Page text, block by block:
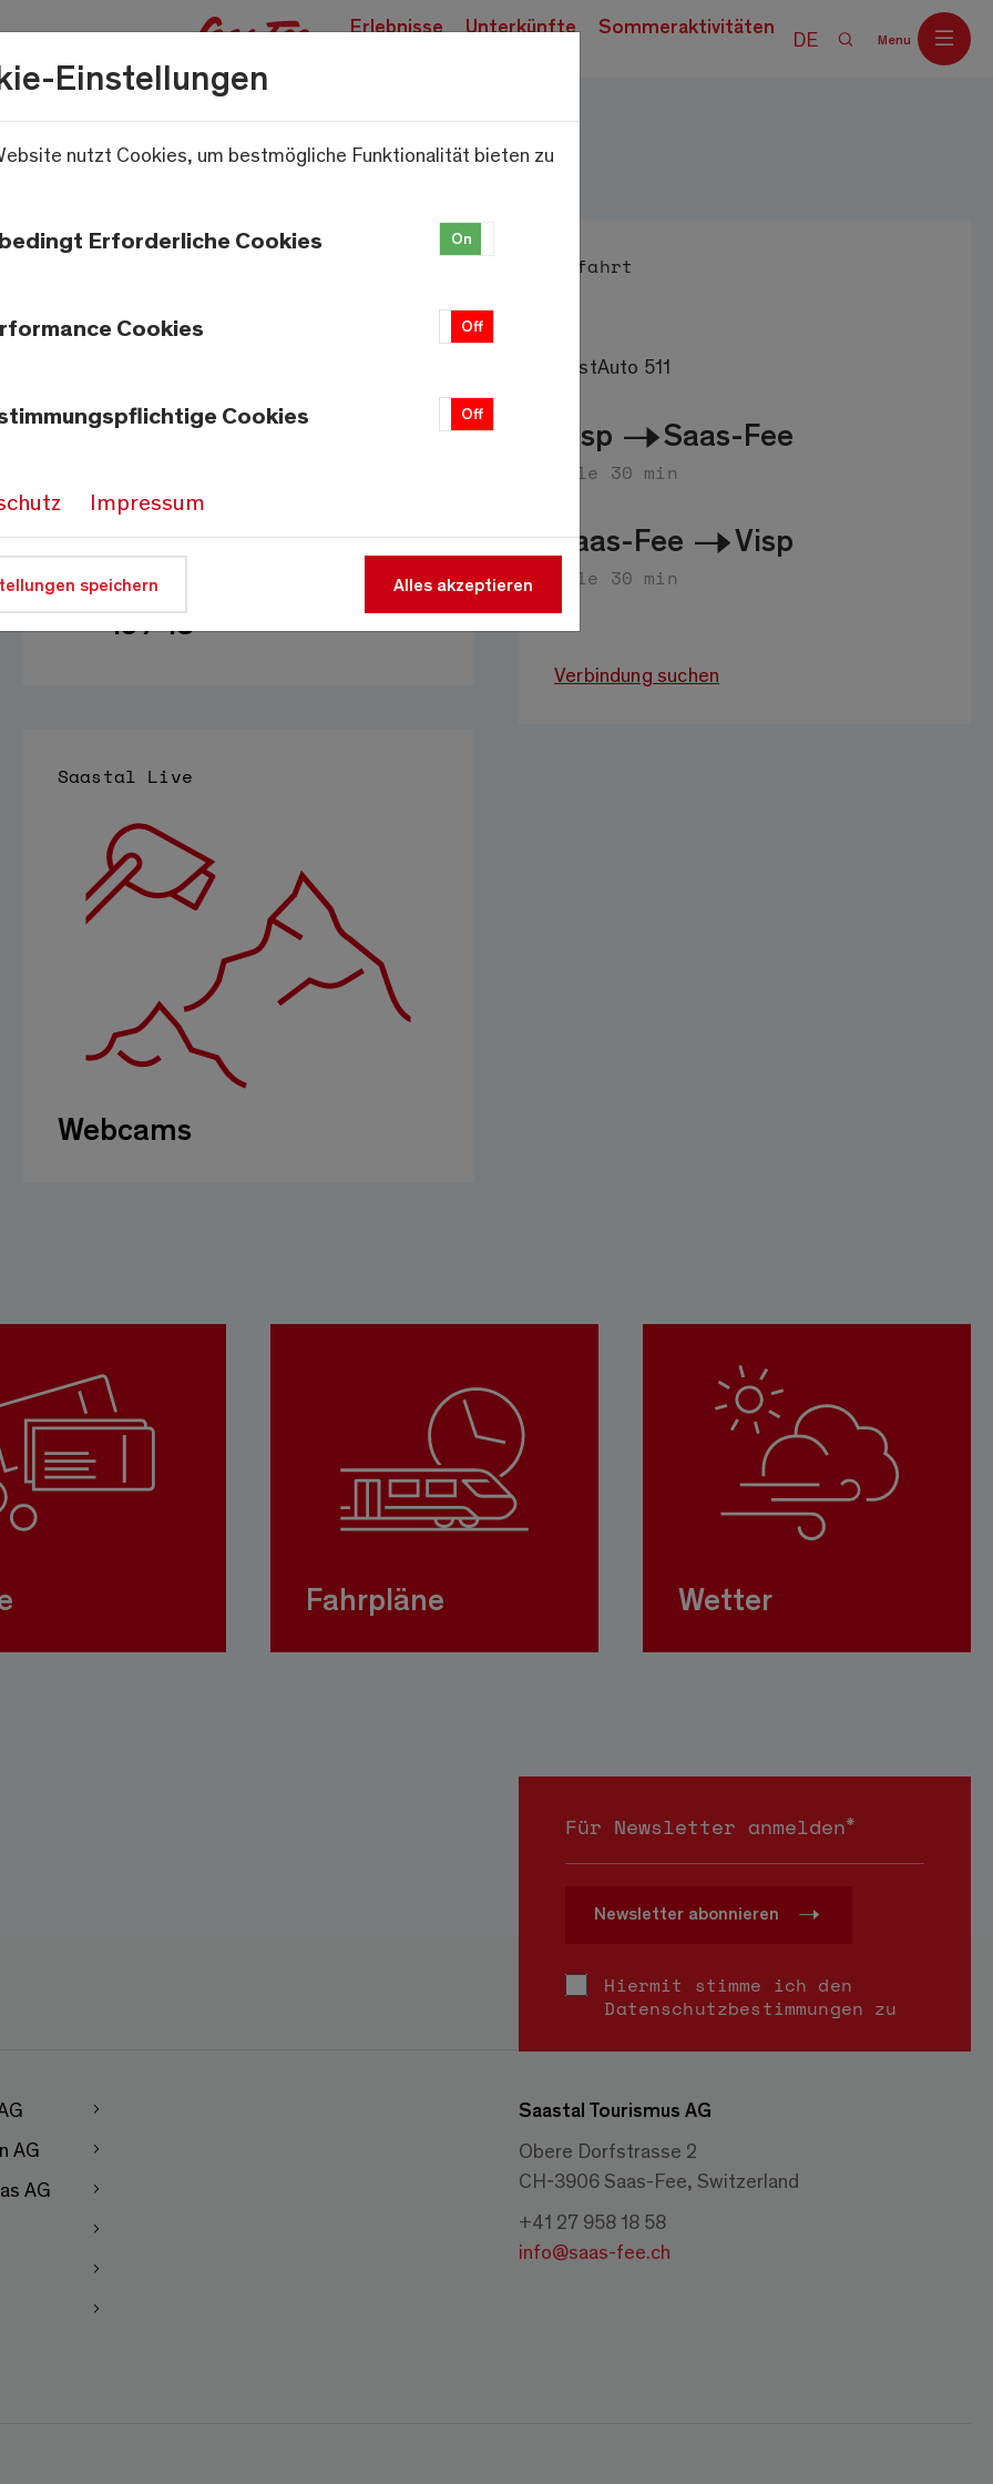
Erlebnisse
Unterkünfte Sommeraktivitäten DE Menu
23.4°C
Quelle:meteo-oberwallis.ch
Anfahrt
PostAuto 511
Visp Saas-Fee
alle 30 min
Saas-Fee Visp
alle 30 min
Verbindung suchen
Lifte
15 / 18
Saastal Live
Webcams
Fahrpläne Wetter
Für Newsletter anmelden*
Newsletter abonnieren
Hiermit stimme ich den
Datenschutzbestimmungen zu
AG
AG
Saastal Tourismus AG
Obere Dorfstrasse 2
CH-3906 Saas-Fee, Switzerland
+41 27 958 18 58
info@saas-fee.ch
Einstellungen
nutzt Cookies, um bestmögliche Funktionalität bieten zu
Erforderliche Cookies On
Cookies Off
Cookies Off
Impressum
speichern Alles akzeptieren